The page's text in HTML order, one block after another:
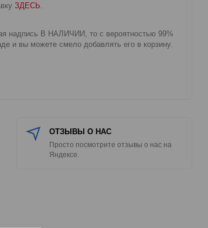
ЗДЕСЬ.
надпись В НАЛИЧИИ, то с вероятностью 99%
и вы можете смело добавлять его в корзину.
ОТЗЫВЫ О НАС
Просто посмотрите отзывы о нас на
Яндексе.